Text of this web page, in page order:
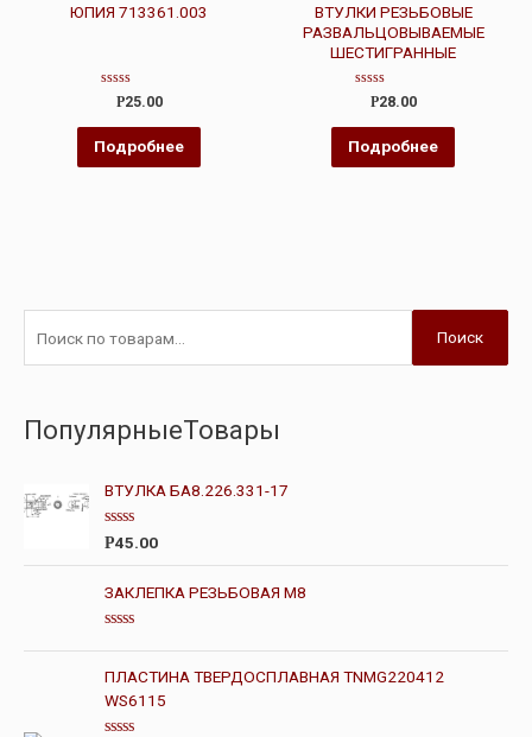
ЮПИЯ 713361.003
Оценка
из
5
Р25.00
Подробнее
ВТУЛКИ РЕЗЬБОВЫЕ
РАЗВАЛЬЦОВЫВАЕМЫЕ
ШЕСТИГРАННЫЕ
Оценка
из
5
Р28.00
Подробнее
Поиск
ПопулярныеТовары
ВТУЛКА БА8.226.331-17
О
е
н
к
а
и
5
Р45.00
ЗАКЛЕПКА РЕЗЬБОВАЯ М8
ц
е
н
к
а
ПЛАСТИНА ТВЕРДОСПЛАВНАЯ TNMG220412
WS6115